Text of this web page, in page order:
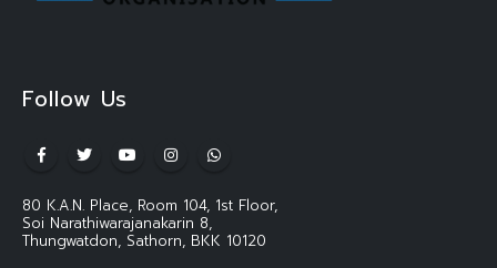
Follow Us
80 K.A.N. Place, Room 104, 1st Floor,
Soi Narathiwarajanakarin 8,
Thungwatdon, Sathorn, BKK 10120